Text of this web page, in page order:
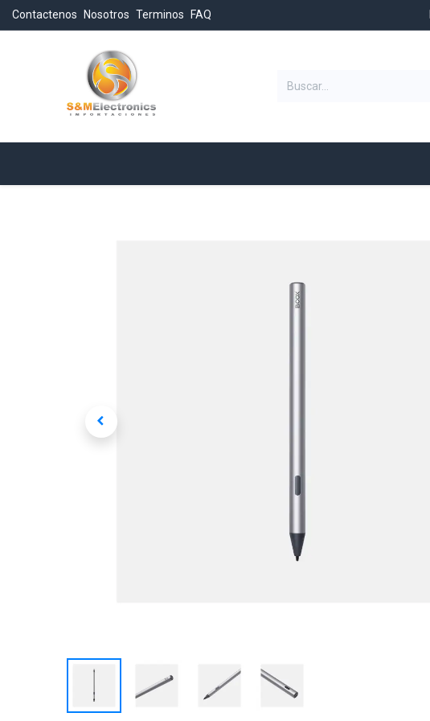
Contactenos Nosotros Terminos FAQ